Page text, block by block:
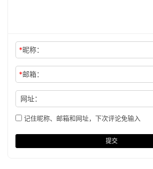
*昵称：
*邮箱：
网址：
记住昵称、邮箱和网址，下次评论免输入
提交